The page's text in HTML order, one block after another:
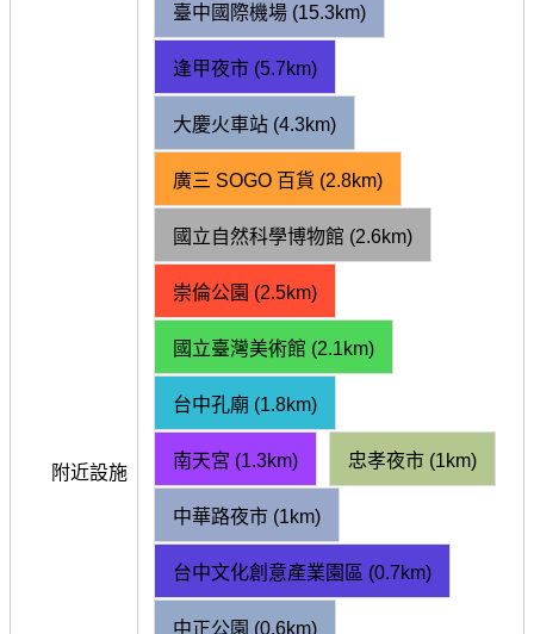
附近設施
臺中國際機場 (15.3km)
逢甲夜市 (5.7km)
大慶火車站 (4.3km)
廣三 SOGO 百貨 (2.8km)
國立自然科學博物館 (2.6km)
崇倫公園 (2.5km)
國立臺灣美術館 (2.1km)
台中孔廟 (1.8km)
南天宮 (1.3km) 忠孝夜市 (1km)
中華路夜市 (1km)
台中文化創意產業園區 (0.7km)
中正公園 (0.6km)